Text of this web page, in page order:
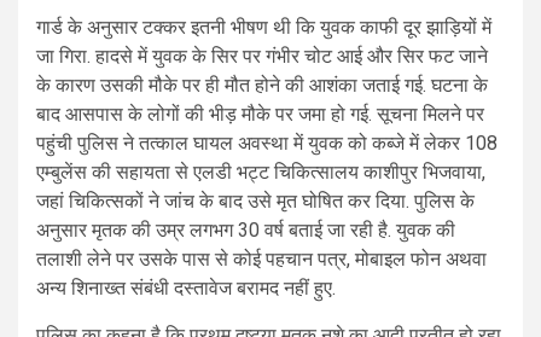
गार्ड के अनुसार टक्कर इतनी भीषण थी कि युवक काफी दूर झाड़ियों में
जा गिरा. हादसे में युवक के सिर पर गंभीर चोट आई और सिर फट जाने
के कारण उसकी मौके पर ही मौत होने की आशंका जताई गई. घटना के
बाद आसपास के लोगों की भीड़ मौके पर जमा हो गई. सूचना मिलने पर
पहुंची पुलिस ने तत्काल घायल अवस्था में युवक को कब्जे में लेकर 108
एम्बुलेंस की सहायता से एलडी भट्ट चिकित्सालय काशीपुर भिजवाया,
जहां चिकित्सकों ने जांच के बाद उसे मृत घोषित कर दिया. पुलिस के
अनुसार मृतक की उम्र लगभग 30 वर्ष बताई जा रही है. युवक की
तलाशी लेने पर उसके पास से कोई पहचान पत्र, मोबाइल फोन अथवा
अन्य शिनाख्त संबंधी दस्तावेज बरामद नहीं हुए.